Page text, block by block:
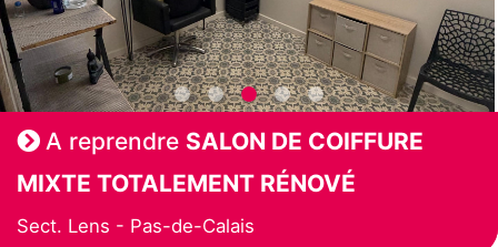
A reprendre SALON DE COIFFURE
MIXTE TOTALEMENT RÉNOVÉ
Sect. Lens - Pas-de-Calais